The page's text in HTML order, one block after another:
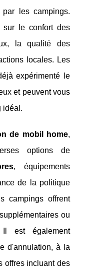
les campings.
sur le confort des
la qualité des
locales. Les
expérimenté le
et peuvent vous
idéal.
de mobil home,
options de
, équipements
de la politique
campings offrent
ou
Il est également
d'annulation, à la
offres incluant des